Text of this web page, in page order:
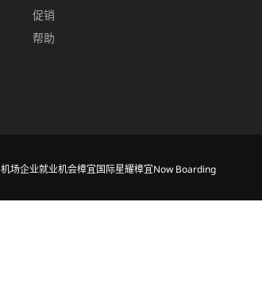
促销
帮助
机场企业就业机会樟宜国际星耀樟宜Now Boarding